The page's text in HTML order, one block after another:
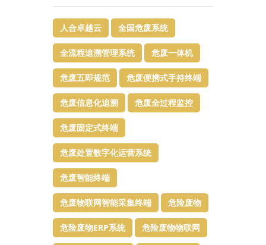
人合卓越云 全国危废系统
全流程追溯管理系统 危废一体机
危废五即规范 危废便携式手持终端
危废信息化追溯 危废全过程监控
危废固定式终端
危废处置数字化运营系统
危废智能终端
危废物联网智能采集终端 危险废物
危险废物ERP系统 危险废物物联网